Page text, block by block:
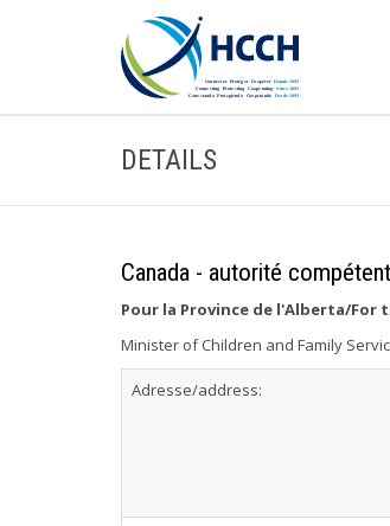
DETAILS
Canada - autorité
Pour la Province de l'Alberta/For
Minister of Children and Family
Adresse/address: